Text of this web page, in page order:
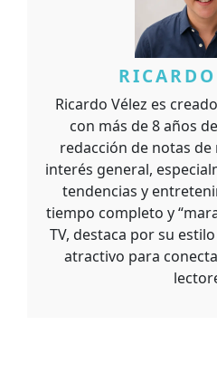
Ricardo Vélez es
con más de 8 años
redacción de notas
interés general,
tendencias y
tiempo completo y
TV, destaca por su
atractivo para